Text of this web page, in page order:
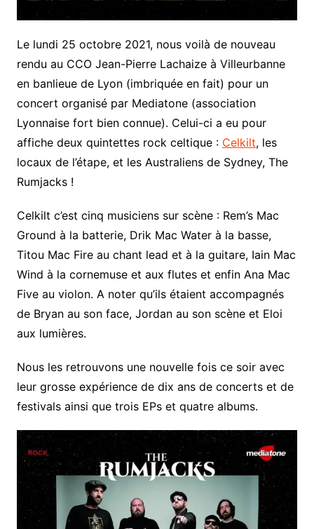
Le lundi 25 octobre 2021, nous voilà de nouveau
rendu au CCO Jean-Pierre Lachaize à Villeurbanne
en banlieue de Lyon (imbriquée en fait) pour un
concert organisé par Mediatone (association
Lyonnaise fort bien connue). Celui-ci a eu pour
affiche deux quintettes rock celtique : Celkilt, les
locaux de l’étape, et les Australiens de Sydney, The
Rumjacks !
Celkilt c’est cinq musiciens sur scène : Rem’s Mac
Ground à la batterie, Drik Mac Water à la basse,
Titou Mac Fire au chant lead et à la guitare, Iain Mac
Wind à la cornemuse et aux flutes et enfin Ana Mac
Five au violon. A noter qu’ils étaient accompagnés
de Bryan au son face, Jordan au son scène et Eloi
aux lumières.
Nous les retrouvons une nouvelle fois ce soir avec
leur grosse expérience de dix ans de concerts et de
festivals ainsi que trois EPs et quatre albums.